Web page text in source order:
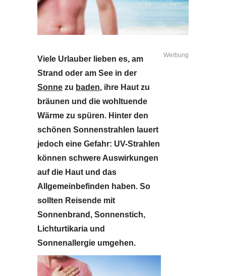
Viele Urlauber lieben es, am
Strand oder am See in der
Sonne zu baden, ihre Haut zu
bräunen und die wohltuende
Wärme zu spüren. Hinter den
schönen Sonnenstrahlen lauert
jedoch eine Gefahr: UV-Strahlen
können schwere Auswirkungen
auf die Haut und das
Allgemeinbefinden haben. So
sollten Reisende mit
Sonnenbrand, Sonnenstich,
Lichturtikaria und
Sonnenallergie umgehen.
Werbung